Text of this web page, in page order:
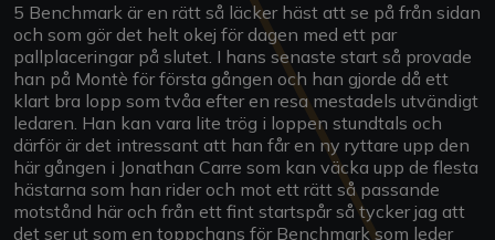
5 Benchmark är en rätt så läcker häst att se på från sidan
och som gör det helt okej för dagen med ett par
pallplaceringar på slutet. I hans senaste start så provade
han på Montè för första gången och han gjorde då ett
klart bra lopp som tvåa efter en resa mestadels utvändigt
ledaren. Han kan vara lite trög i loppen stundtals och
därför är det intressant att han får en ny ryttare upp den
här gången i Jonathan Carre som kan väcka upp de flesta
hästarna som han rider och mot ett rätt så passande
motstånd här och från ett fint startspår så tycker jag att
det ser ut som en toppchans för Benchmark som leder